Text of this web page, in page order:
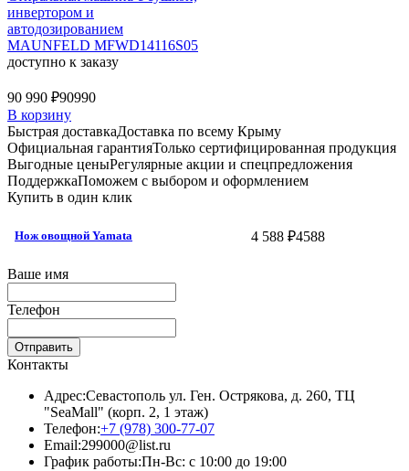
инвертором и
автодозированием
MAUNFELD MFWD14116S05
доступно к заказу
90 990 ₽90990
В корзину
Быстрая доставкаДоставка по всему Крыму
Официальная гарантияТолько сертифицированная продукция
Выгодные ценыРегулярные акции и спецпредложения
ПоддержкаПоможем с выбором и оформлением
Купить в один клик
Нож овощной Yamata 4 588 ₽4588
Ваше имя
Телефон
Отправить
Контакты
Адрес:Севастополь ул. Ген. Острякова, д. 260, ТЦ
"SeaMall" (корп. 2, 1 этаж)
Телефон:+7 (978) 300-77-07
Email:299000@list.ru
График работы:Пн-Вс: с 10:00 до 19:00